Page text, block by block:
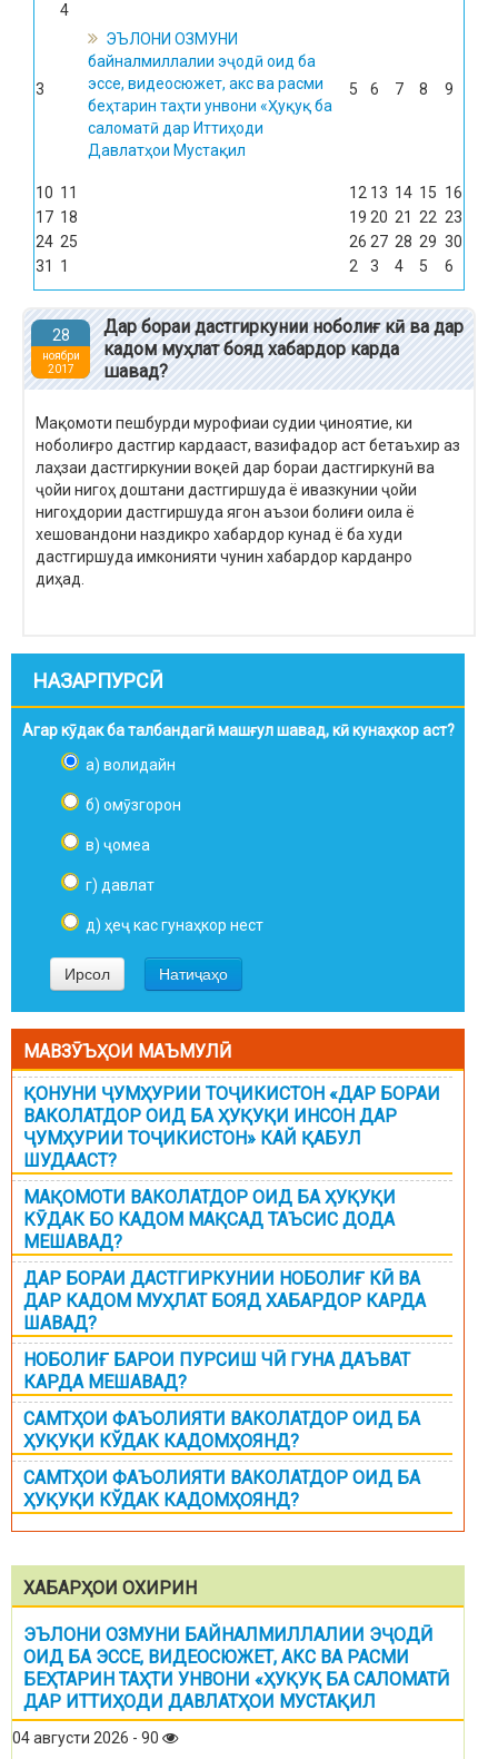
3
4
ЭЪЛОНИ ОЗМУНИ
байналмиллалии эҷодӣ оид ба
эссе, видеосюжет, акс ва расми
беҳтарин таҳти унвони «Ҳуқуқ ба
саломатӣ дар Иттиҳоди
Давлатҳои Мустақил
5 6 7 8 9
10 11 12 13 14 15 16
17 18 19 20 21 22 23
24 25 26 27 28 29 30
31
1 2 3 4 5 6
28
ноябри
2017
Дар бораи дастгиркунии ноболиғ кӣ ва дар
кадом муҳлат бояд хабардор карда
шавад?
Мақомоти пешбурди мурофиаи судии ҷиноятие, ки
ноболиғро дастгир кардааст, вазифадор аст бетаъхир аз
лаҳзаи дастгиркунии воқеӣ дар бораи дастгиркунӣ ва
ҷойи нигоҳ доштани дастгиршуда ё ивазкунии ҷойи
нигоҳдории дастгиршуда ягон аъзои болиғи оила ё
хешовандони наздикро хабардор кунад ё ба худи
дастгиршуда имконияти чунин хабардор карданро
диҳад.
НАЗАРПУРСӢ
Агар кӯдак ба талбандагӣ машғул шавад, кӣ кунаҳкор аст?
а) волидайн
б) омӯзгорон
в) ҷомеа
г) давлат
д) ҳеҷ кас гунаҳкор нест
МАВЗӮЪҲОИ МАЪМУЛӢ
ҚОНУНИ ҶУМҲУРИИ ТОҶИКИСТОН «ДАР БОРАИ
ВАКОЛАТДОР ОИД БА ҲУҚУҚИ ИНСОН ДАР
ҶУМҲУРИИ ТОҶИКИСТОН» КАЙ ҚАБУЛ
ШУДААСТ?
МАҚОМОТИ ВАКОЛАТДОР ОИД БА ҲУҚУҚИ
КӮДАК БО КАДОМ МАҚСАД ТАЪСИС ДОДА
МЕШАВАД?
ДАР БОРАИ ДАСТГИРКУНИИ НОБОЛИҒ КӢ ВА
ДАР КАДОМ МУҲЛАТ БОЯД ХАБАРДОР КАРДА
ШАВАД?
НОБОЛИҒ БАРОИ ПУРСИШ ЧӢ ГУНА ДАЪВАТ
КАРДА МЕШАВАД?
САМТҲОИ ФАЪОЛИЯТИ ВАКОЛАТДОР ОИД БА
ҲУҚУҚИ КЎДАК КАДОМҲОЯНД?
САМТҲОИ ФАЪОЛИЯТИ ВАКОЛАТДОР ОИД БА
ҲУҚУҚИ КЎДАК КАДОМҲОЯНД?
ХАБАРҲОИ ОХИРИН
ЭЪЛОНИ ОЗМУНИ БАЙНАЛМИЛЛАЛИИ ЭҶОДӢ
ОИД БА ЭССЕ, ВИДЕОСЮЖЕТ, АКС ВА РАСМИ
БЕҲТАРИН ТАҲТИ УНВОНИ «ҲУҚУҚ БА САЛОМАТӢ
ДАР ИТТИҲОДИ ДАВЛАТҲОИ МУСТАҚИЛ
04 августи 2026 - 90